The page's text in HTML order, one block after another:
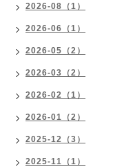
2026-08（1）
2026-06（1）
2026-05（2）
2026-03（2）
2026-02（1）
2026-01（2）
2025-12（3）
2025-11（1）